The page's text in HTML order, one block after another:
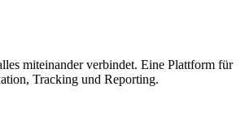
miteinander verbindet. Eine Plattform für
Tracking und Reporting.